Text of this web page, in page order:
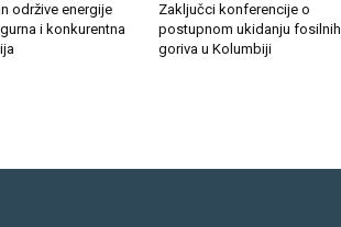
održive energije
i konkurentna
Zaključci konferencije o
postupnom ukidanju fosilnih
goriva u Kolumbiji